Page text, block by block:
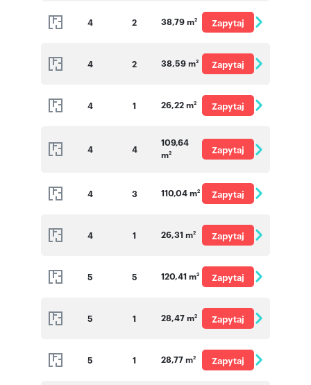
4 2 38,79 m2
Zapytaj
4 2 38,59 m2
Zapytaj
4 1 26,22 m2
Zapytaj
4 4
109,64
m2
Zapytaj
4 3 110,04 m2
Zapytaj
4 1 26,31 m2
Zapytaj
5 5 120,41 m2
Zapytaj
5 1 28,47 m2
Zapytaj
5 1 28,77 m2
Zapytaj